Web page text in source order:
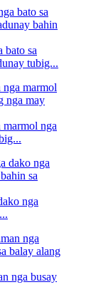
bato sa
tubig...
marmol nga
nga
nga busay